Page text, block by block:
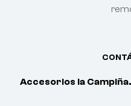
Accesorios la Campiña.